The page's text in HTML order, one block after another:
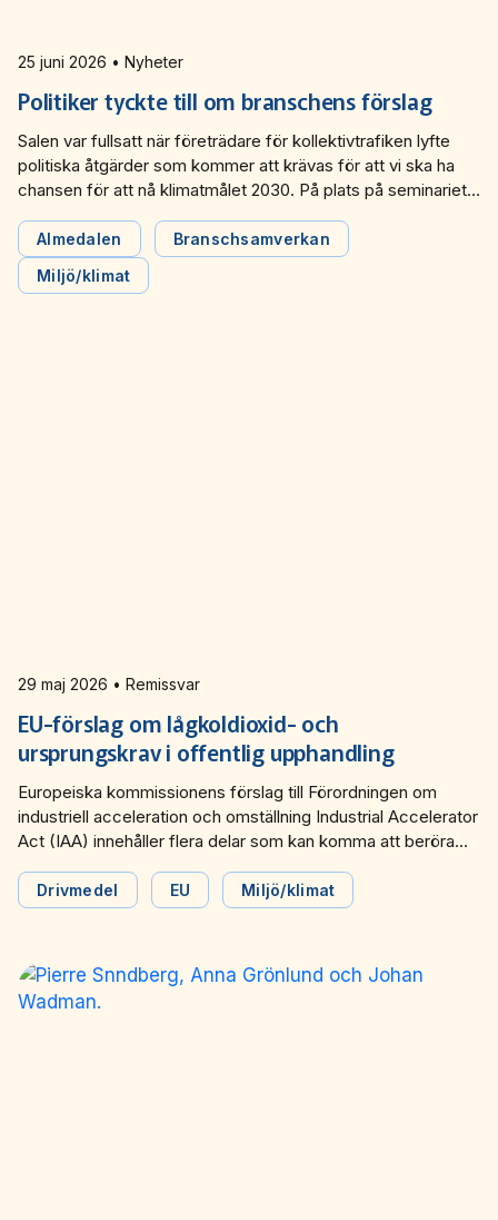
Tillgänglighets­nätverket 2024
Tillgänglighets­nätverket 2023
Tillgänglighets­nätverket 2022
Trafikutvecklar­nätverket 2025
Trafikutvecklar­nätverket 2024
Trafikutvecklar­nätverket 2023
Trafikutvecklar­nätverket 2022
Trygghets­nätverket 2026
Trygghets­nätverket 2025
Trygghets­nätverket 2024
Trygghets­nätverket 2023
Trygghets­nätverket 2022
25 juni 2026 • Nyheter
Politiker tyckte till om branschens förslag
Salen var fullsatt när företrädare för kollektivtrafiken lyfte
politiska åtgärder som kommer att krävas för att vi ska ha
chansen för att nå klimatmålet 2030. På plats på seminariet
kommenterade förslagen och delade sina egna visioner för
kollektivtrafiken.
Almedalen
Branschsamverkan
Miljö/klimat
29 maj 2026 • Remissvar
EU-förslag om lågkoldioxid- och
ursprungskrav i offentlig upphandling
Europeiska kommissionens förslag till Förordningen om
industriell acceleration och omställning Industrial Accelerator
Act (IAA) innehåller flera delar som kan komma att beröra
ursprungskrav för produkter, material och elektriska fordon i
offentlig upphandling.
Drivmedel EU Miljö/klimat